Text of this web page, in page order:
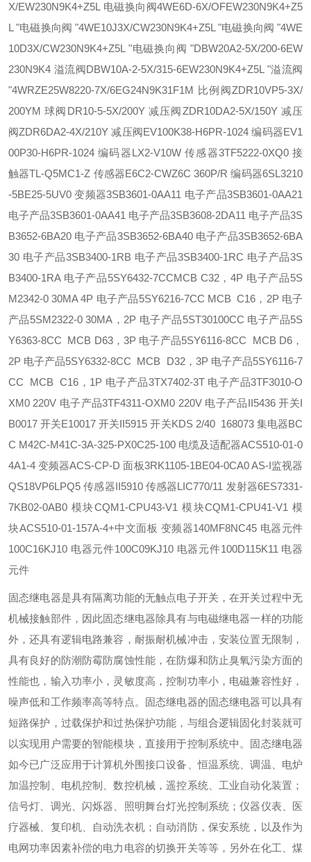
X/EW230N9K4+Z5L 电磁换向阀4WE6D-6X/OFEW230N9K4+Z5
L "电磁换向阀 "4WE10J3X/CW230N9K4+Z5L "电磁换向阀 "4WE
10D3X/CW230N9K4+Z5L "电磁换向阀 "DBW20A2-5X/200-6EW
230N9K4 溢流阀DBW10A-2-5X/315-6EW230N9K4+Z5L "溢流阀
"4WRZE25W8220-7X/6EG24N9K31F1M 比例阀ZDR10VP5-3X/
200YM 球阀 DR10-5-5X/200Y 减压阀ZDR10DA2-5X/150Y 减压
阀ZDR6DA2-4X/210Y 减压阀EV100K38-H6PR-1024 编码器EV1
00P30-H6PR-1024 编码器LX2-V10W 传感器3TF5222-0XQ0 接
触器TL-Q5MC1-Z 传感器E6C2-CWZ6C 360P/R 编码器6SL3210
-5BE25-5UV0 变频器3SB3601-0AA11 电子产品3SB3601-0AA21
电子产品3SB3601-0AA41 电子产品3SB3608-2DA11 电子产品3S
B3652-6BA20 电子产品3SB3652-6BA40 电子产品3SB3652-6BA
30 电子产品3SB3400-1RB 电子产品3SB3400-1RC 电子产品3S
B3400-1RA 电子产品5SY6432-7CCMCB C32，4P 电子产品5S
M2342-0 30MA 4P 电子产品5SY6216-7CC MCB C16，2P 电子
产品5SM2322-0 30MA，2P 电子产品5ST30100CC 电子产品5S
Y6363-8CC MCB D63，3P 电子产品5SY6116-8CC MCB D6，
2P 电子产品5SY6332-8CC MCB D32，3P 电子产品5SY6116-7
CC MCB C16，1P 电子产品3TX7402-3T 电子产品3TF3010-O
XM0 220V 电子产品3TF4311-OXM0 220V 电子产品II5436 开关I
B0017 开关E10017 开关II5915 开关KDS 2/40 168073 集电器BC
C M42C-M41C-3A-325-PX0C25-100 电缆及适配器ACS510-01-0
4A1-4 变频器ACS-CP-D 面板3RK1105-1BE04-0CA0 AS-I监视器
QS18VP6LPQ5 传感器II5910 传感器LIC770/11 发射器6ES7331-
7KB02-0AB0 模块CQM1-CPU43-V1 模块CQM1-CPU41-V1 模
块ACS510-01-157A-4+中文面板 变频器140MF8NC45 电器元件
100C16KJ10 电器元件100C09KJ10 电器元件100D115K11 电器
元件
固态继电器是具有隔离功能的无触点电子开关，在开关过程中无
机械接触部件，因此固态继电器除具有与电磁继电器一样的功能
外，还具有逻辑电路兼容，耐振耐机械冲击，安装位置无限制，
具有良好的防潮防霉防腐蚀性能，在防爆和防止臭氧污染方面的
性能也，输入功率小，灵敏度高，控制功率小，电磁兼容性好，
噪声低和工作频率高等特点。固态继电器的固态继电器可以具有
短路保护，过载保护和过热保护功能，与组合逻辑固化封装就可
以实现用户需要的智能模块，直接用于控制系统中。固态继电器
如今已广泛应用于计算机外围接口设备、恒温系统、调温、电炉
加温控制、电机控制、数控机械，遥控系统、工业自动化装置；
信号灯、调光、闪烁器、照明舞台灯光控制系统；仪器仪表、医
疗器械、复印机、自动洗衣机；自动消防，保安系统，以及作为
电网功率因素补偿的电力电容的切换开关等等，另外在化工、煤